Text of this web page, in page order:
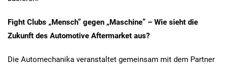
Fight Clubs „Mensch” gegen „Maschine” – Wie sieht die
Zukunft des Automotive Aftermarket aus?
Die Automechanika veranstaltet gemeinsam mit dem Partner